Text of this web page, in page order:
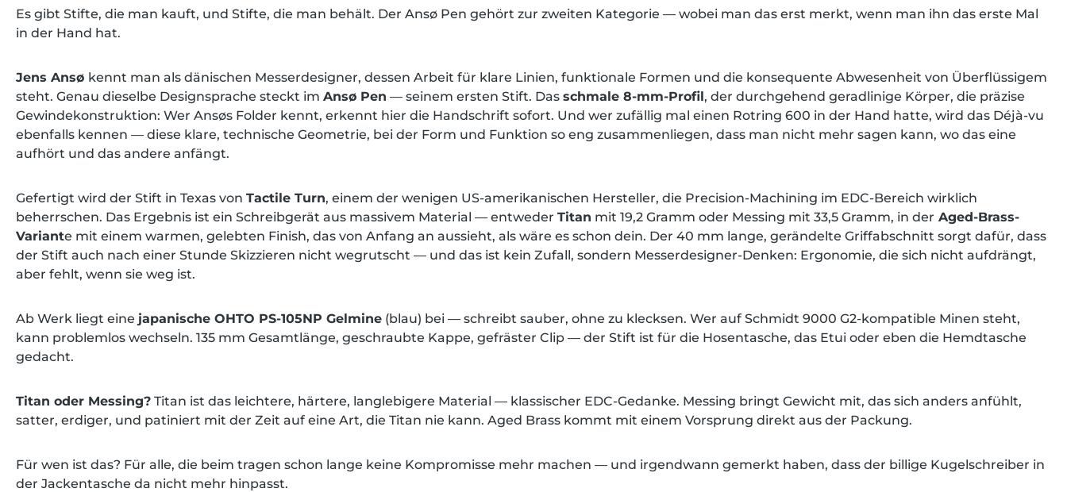
Es gibt Stifte, die man kauft, und Stifte, die man behält. Der Ansø Pen gehört zur zweiten Kategorie — wobei man das erst merkt, wenn man ihn das erste Mal
in der Hand hat.
Jens Ansø kennt man als dänischen Messerdesigner, dessen Arbeit für klare Linien, funktionale Formen und die konsequente Abwesenheit von Überflüssigem
steht. Genau dieselbe Designsprache steckt im Ansø Pen — seinem ersten Stift. Das schmale 8-mm-Profil, der durchgehend geradlinige Körper, die präzise
Gewindekonstruktion: Wer Ansøs Folder kennt, erkennt hier die Handschrift sofort. Und wer zufällig mal einen Rotring 600 in der Hand hatte, wird das Déjà-vu
ebenfalls kennen — diese klare, technische Geometrie, bei der Form und Funktion so eng zusammenliegen, dass man nicht mehr sagen kann, wo das eine
aufhört und das andere anfängt.
Gefertigt wird der Stift in Texas von Tactile Turn, einem der wenigen US-amerikanischen Hersteller, die Precision-Machining im EDC-Bereich wirklich
beherrschen. Das Ergebnis ist ein Schreibgerät aus massivem Material — entweder Titan mit 19,2 Gramm oder Messing mit 33,5 Gramm, in der Aged-Brass-
Variante mit einem warmen, gelebten Finish, das von Anfang an aussieht, als wäre es schon dein. Der 40 mm lange, gerändelte Griffabschnitt sorgt dafür, dass
der Stift auch nach einer Stunde Skizzieren nicht wegrutscht — und das ist kein Zufall, sondern Messerdesigner-Denken: Ergonomie, die sich nicht aufdrängt,
aber fehlt, wenn sie weg ist.
Ab Werk liegt eine japanische OHTO PS-105NP Gelmine (blau) bei — schreibt sauber, ohne zu klecksen. Wer auf Schmidt 9000 G2-kompatible Minen steht,
kann problemlos wechseln. 135 mm Gesamtlänge, geschraubte Kappe, gefräster Clip — der Stift ist für die Hosentasche, das Etui oder eben die Hemdtasche
gedacht.
Titan oder Messing? Titan ist das leichtere, härtere, langlebigere Material — klassischer EDC-Gedanke. Messing bringt Gewicht mit, das sich anders anfühlt,
satter, erdiger, und patiniert mit der Zeit auf eine Art, die Titan nie kann. Aged Brass kommt mit einem Vorsprung direkt aus der Packung.
Für wen ist das? Für alle, die beim tragen schon lange keine Kompromisse mehr machen — und irgendwann gemerkt haben, dass der billige Kugelschreiber in
der Jackentasche da nicht mehr hinpasst.